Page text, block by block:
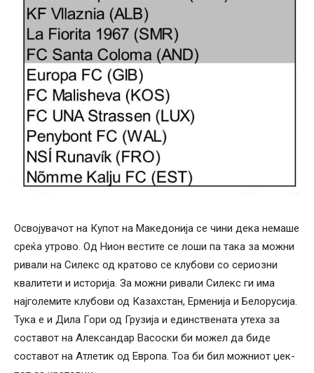
Освојувачот на Купот на Македонија се чини дека немаше
среќа утрово. Од Нион вестите се лоши па така за можни
ривали на Силекс од кратово се клубови со сериозни
квалитети и историја. За можни ривали Силекс ги има
најголемите клубови од Казахстан, Ерменија и Белорусија.
Тука е и Дила Гори од Грузија и единствената утеха за
составот на Александар Васоски би можел да биде
составот на Атлетик од Европа. Тоа би бил можниот џек-